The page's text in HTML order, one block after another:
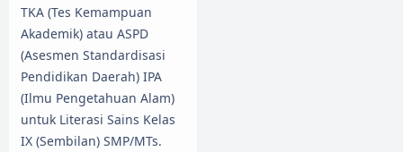
TKA (Tes Kemampuan
Akademik) atau ASPD
(Asesmen Standardisasi
Pendidikan Daerah) IPA
(Ilmu Pengetahuan Alam)
untuk Literasi Sains Kelas
IX (Sembilan) SMP/MTs.